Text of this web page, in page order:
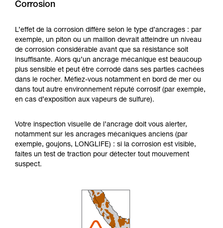
Corrosion
L’effet de la corrosion diffère selon le type d’ancrages : par
exemple, un piton ou un maillon devrait atteindre un niveau
de corrosion considérable avant que sa résistance soit
insuffisante. Alors qu’un ancrage mécanique est beaucoup
plus sensible et peut être corrodé dans ses parties cachées
dans le rocher. Méfiez-vous notamment en bord de mer ou
dans tout autre environnement réputé corrosif (par exemple,
en cas d’exposition aux vapeurs de sulfure).
Votre inspection visuelle de l’ancrage doit vous alerter,
notamment sur les ancrages mécaniques anciens (par
exemple, goujons, LONGLIFE) : si la corrosion est visible,
faites un test de traction pour détecter tout mouvement
suspect.